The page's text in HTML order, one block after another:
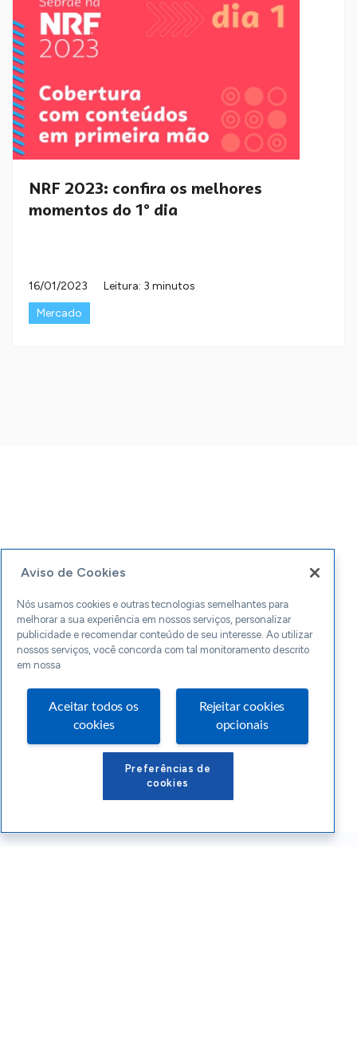
NRF 2023: confira os melhores
momentos do 1º dia
16/01/2023
Leitura: 3 minutos
Mercado
Aviso de Cookies
Nós usamos cookies e outras tecnologias semelhantes para
melhorar a sua experiência em nossos serviços, personalizar
publicidade e recomendar conteúdo de seu interesse. Ao utilizar
nossos serviços, você concorda com tal monitoramento descrito
em nossa
Aceitar todos os
cookies
Rejeitar cookies
opcionais
Preferências de
cookies